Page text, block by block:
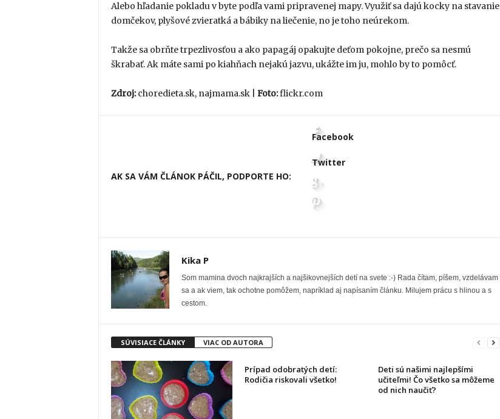
Alebo hľadanie pokladu v byte podľa vami pripravenej mapy. Využiť sa dajú kocky na stavanie
domčekov, plyšové zvieratká a bábiky na liečenie, no je toho neúrekom.
Takže sa obrňte trpezlivosťou a ako papagáj opakujte deťom pokojne, prečo sa nesmú
škrabať. Ak máte sami po kiahňach nejakú jazvu, ukážte im ju, mohlo by to pomôcť.
Zdroj:choredieta.sk, najmama.sk | Foto:flickr.com
AK SA VÁM ČLÁNOK PÁČIL, PODPORTE HO:
Facebook
Twitter
Kika P
Som mamina dvoch najkrajších a najšikovnejších detí na svete :-) Rada čítam, píšem, vzdelávam
sa a ak viem, tak ochotne pomôžem, napríklad aj napísaním článku. Milujem prácu s hlinou a s
cestom.
SÚVISIACE ČLÁNKY VIAC OD AUTORA
Prípad odobratých detí:
Rodičia riskovali všetko!
Deti sú našimi najlepšími
učiteľmi! Čo všetko sa môžeme
od nich naučiť?